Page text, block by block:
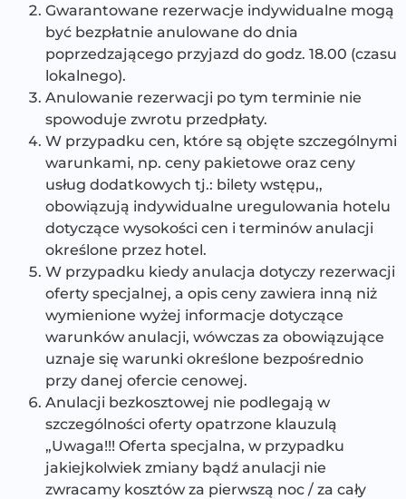
Gwarantowane rezerwacje indywidualne mogą
być bezpłatnie anulowane do dnia
poprzedzającego przyjazd do godz. 18.00 (czasu
lokalnego).
Anulowanie rezerwacji po tym terminie nie
spowoduje zwrotu przedpłaty.
W przypadku cen, które są objęte szczególnymi
warunkami, np. ceny pakietowe oraz ceny
usług dodatkowych tj.: bilety wstępu,,
obowiązują indywidualne uregulowania hotelu
dotyczące wysokości cen i terminów anulacji
określone przez hotel.
W przypadku kiedy anulacja dotyczy rezerwacji
oferty specjalnej, a opis ceny zawiera inną niż
wymienione wyżej informacje dotyczące
warunków anulacji, wówczas za obowiązujące
uznaje się warunki określone bezpośrednio
przy danej ofercie cenowej.
Anulacji bezkosztowej nie podlegają w
szczególności oferty opatrzone klauzulą
„Uwaga!!! Oferta specjalna, w przypadku
jakiejkolwiek zmiany bądź anulacji nie
zwracamy kosztów za pierwszą noc / za cały